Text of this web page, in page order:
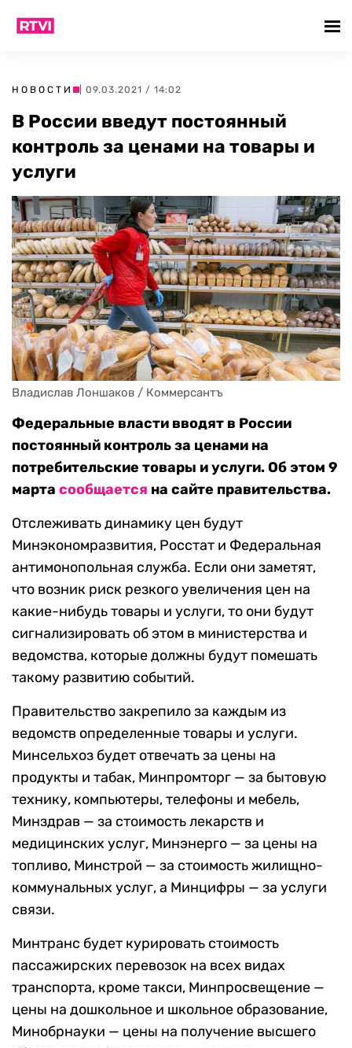
НОВОСТИ | 09.03.2021 / 14:02
В России введут постоянный
контроль за ценами на товары и
услуги
Владислав Лоншаков / Коммерсантъ
Федеральные власти вводят в России
постоянный контроль за ценами на
потребительские товары и услуги. Об этом 9
марта сообщается на сайте правительства.
Отслеживать динамику цен будут
Минэкономразвития, Росстат и Федеральная
антимонопольная служба. Если они заметят,
что возник риск резкого увеличения цен на
какие-нибудь товары и услуги, то они будут
сигнализировать об этом в министерства и
ведомства, которые должны будут помешать
такому развитию событий.
Правительство закрепило за каждым из
ведомств определенные товары и услуги.
Минсельхоз будет отвечать за цены на
продукты и табак, Минпромторг — за бытовую
технику, компьютеры, телефоны и мебель,
Минздрав — за стоимость лекарств и
медицинских услуг, Минэнерго — за цены на
топливо, Минстрой — за стоимость жилищно-
коммунальных услуг, а Минцифры — за услуги
связи.
Минтранс будет курировать стоимость
пассажирских перевозок на всех видах
транспорта, кроме такси, Минпросвещение —
цены на дошкольное и школьное образование,
Минобрнауки — цены на получение высшего